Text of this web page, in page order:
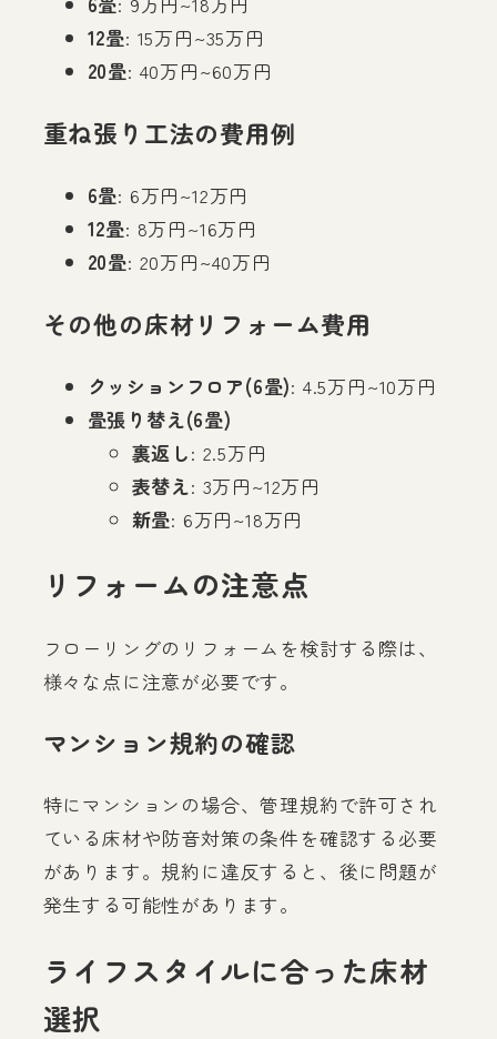
12畳: 15万円~35万円
20畳: 40万円~60万円
重ね張り工法の費用例
6畳: 6万円~12万円
12畳: 8万円~16万円
20畳: 20万円~40万円
その他の床材リフォーム費用
クッションフロア(6畳): 4.5万円~10万円
畳張り替え(6畳)
裏返し: 2.5万円
表替え: 3万円~12万円
新畳: 6万円~18万円
リフォームの注意点
フローリングのリフォームを検討する際は、
様々な点に注意が必要です。
マンション規約の確認
特にマンションの場合、管理規約で許可され
ている床材や防音対策の条件を確認する必要
があります。規約に違反すると、後に問題が
発生する可能性があります。
ライフスタイルに合った床材
選択